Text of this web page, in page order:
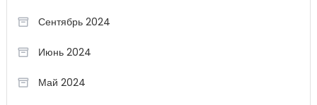
Сентябрь 2024
Июнь 2024
Май 2024